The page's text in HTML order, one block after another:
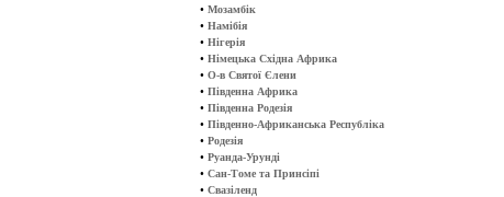
• Мозамбік
• Намібія
• Нігерія
• Німецька Східна Африка
• О-в Святої Єлени
• Південна Африка
• Південна Родезія
• Південно-Африканська Республіка
• Родезія
• Руанда-Урунді
• Сан-Томе та Принсіпі
• Свазіленд